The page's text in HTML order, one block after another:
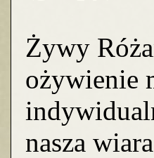
Żywy
ożywienie
nasza